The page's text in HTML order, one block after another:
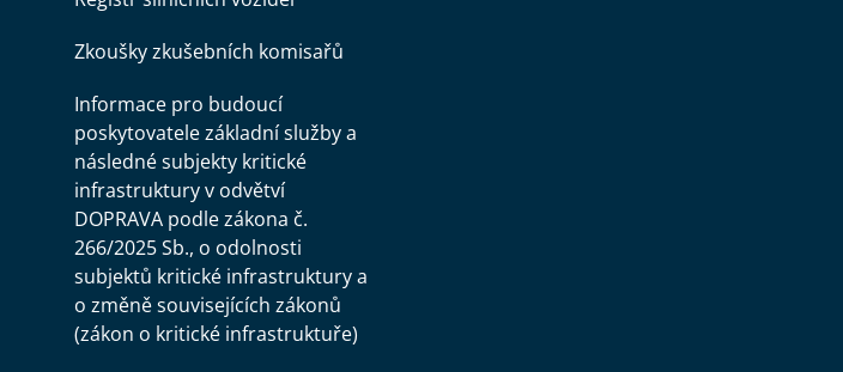
Zkoušky zkušebních komisařů
Informace pro budoucí
poskytovatele základní služby a
následné subjekty kritické
infrastruktury v odvětví
DOPRAVA podle zákona č.
266/2025 Sb., o odolnosti
subjektů kritické infrastruktury a
o změně souvisejících zákonů
(zákon o kritické infrastruktuře)